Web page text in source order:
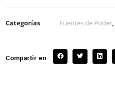
Categorías Fuentes de Poder
Compartir en